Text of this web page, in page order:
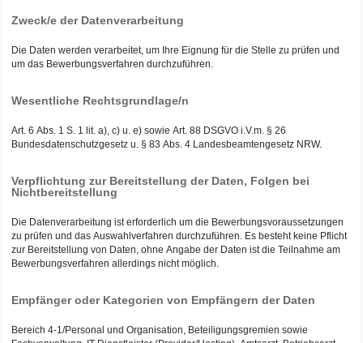
Zweck/e der Datenverarbeitung
Die Daten werden verarbeitet, um Ihre Eignung für die Stelle zu prüfen und
um das Bewerbungsverfahren durchzuführen.
Wesentliche Rechtsgrundlage/n
Art. 6 Abs. 1 S. 1 lit. a), c) u. e) sowie Art. 88 DSGVO i.V.m. § 26
Bundesdatenschutzgesetz u. § 83 Abs. 4 Landesbeamtengesetz NRW.
Verpflichtung zur Bereitstellung der Daten, Folgen bei
Nichtbereitstellung
Die Datenverarbeitung ist erforderlich um die Bewerbungsvoraussetzungen
zu prüfen und das Auswahlverfahren durchzuführen. Es besteht keine Pflicht
zur Bereitstellung von Daten, ohne Angabe der Daten ist die Teilnahme am
Bewerbungsverfahren allerdings nicht möglich.
Empfänger oder Kategorien von Empfängern der Daten
Bereich 4-1/Personal und Organisation, Beteiligungsgremien sowie